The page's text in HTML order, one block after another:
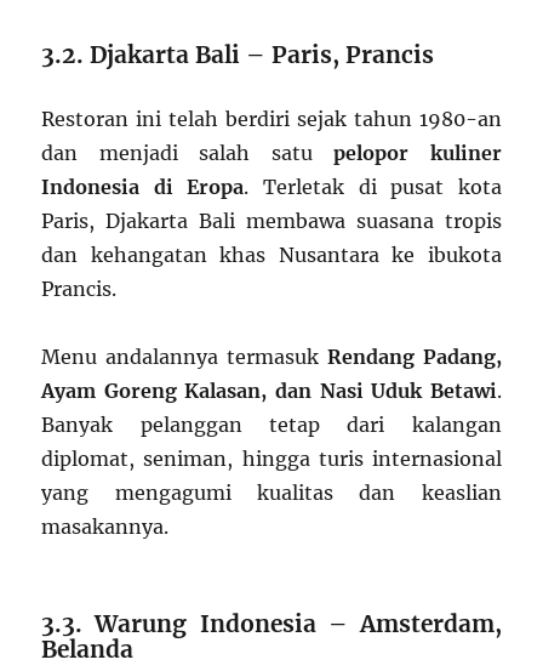
3.2. Djakarta Bali – Paris, Prancis
Restoran ini telah berdiri sejak tahun 1980-an
dan menjadi salah satupelopor kuliner
Indonesia di Eropa. Terletak di pusat kota
Paris, Djakarta Bali membawa suasana tropis
dan kehangatan khas Nusantara ke ibukota
Prancis.
Menu andalannya termasuk Rendang Padang,
Ayam Goreng Kalasan, dan Nasi Uduk Betawi.
Banyak pelanggan tetap dari kalangan
diplomat, seniman, hingga turis internasional
yang mengagumi kualitas dan keaslian
masakannya.
3.3. Warung Indonesia – Amsterdam,
Belanda